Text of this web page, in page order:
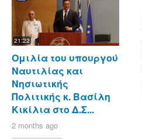
21:22
Ομιλία του υπουργού
Ναυτιλίας και
Νησιωτικής
Πολιτικής κ. Βασίλη
Κικίλια στο Δ.Σ...
2 months ago